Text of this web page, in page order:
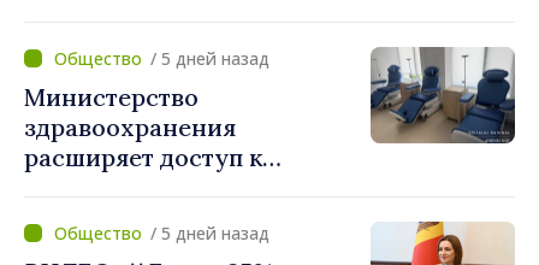
по разгрузке движения на
КПП "Леушены–Албица"
/ 5 дней назад
Министерство
здравоохранения
расширяет доступ к
Новоаненской и Сорокской
районных больницах
/ 5 дней назад